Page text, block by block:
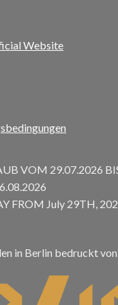
Website
VOM 29.07.2026
FROM July 29TH,
in Berlin bedruckt von